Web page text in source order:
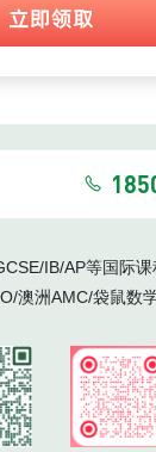
立即领取
IB/AP等国际课
澳洲AMC/袋鼠数